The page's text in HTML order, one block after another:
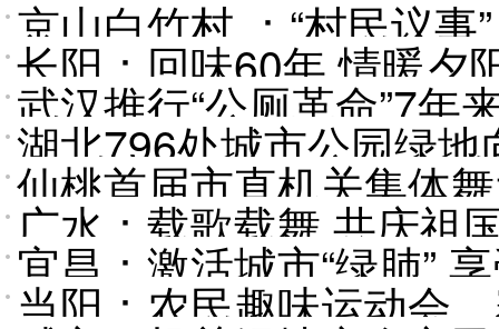
京山白竹村 ：“村民议事
长阳：回味60年 情暖夕
武汉推行“公厕革命”7年
湖北796处城市公园绿
仙桃首届市直机关集体
广水：载歌载舞 共庆祖
宜昌：激活城市“绿肺”
当阳：农民趣味运动会